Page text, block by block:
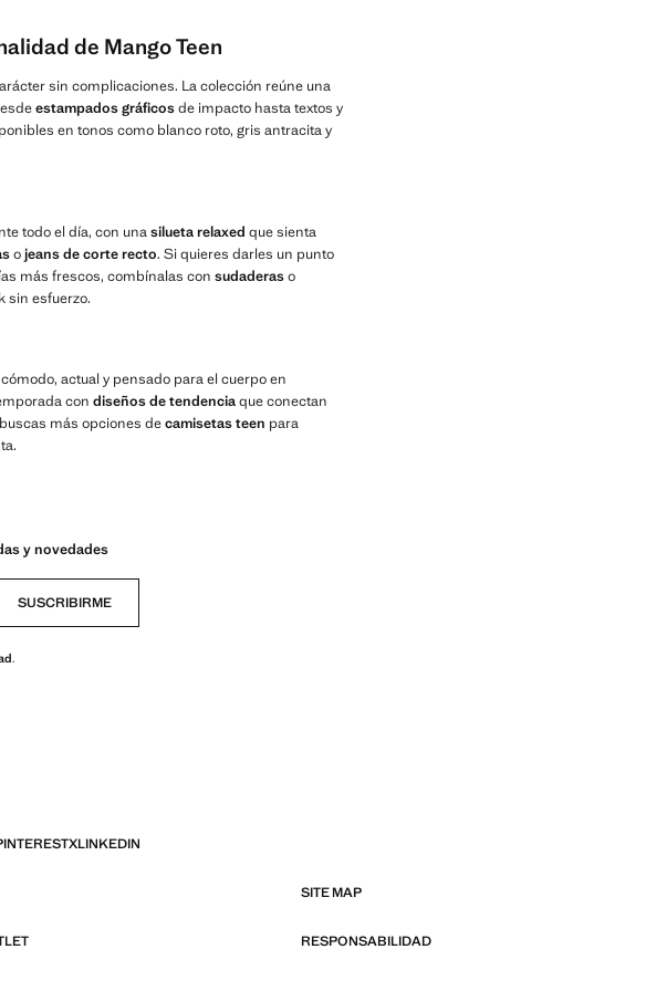
de Mango Teen
sin complicaciones. La colección reúne una
estampados gráficosde impacto hasta textos y
en tonos como blanco roto, gris antracita y
todo el día, con unasilueta relaxed que sienta
ojeans de corte recto. Si quieres darles un punto
más frescos, combínalas con sudaderaso
sin esfuerzo.
actual y pensado para el cuerpo en
con diseños de tendenciaque conectan
más opciones decamisetas teen para
y novedades
SUSCRIBIRME
.
XLINKEDIN
SITE MAP
RESPONSABILIDAD